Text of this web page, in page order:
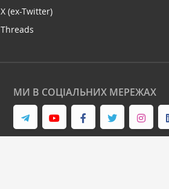
X (ex-Twitter)
Threads
МИ В СОЦІАЛЬНИХ МЕРЕЖАХ